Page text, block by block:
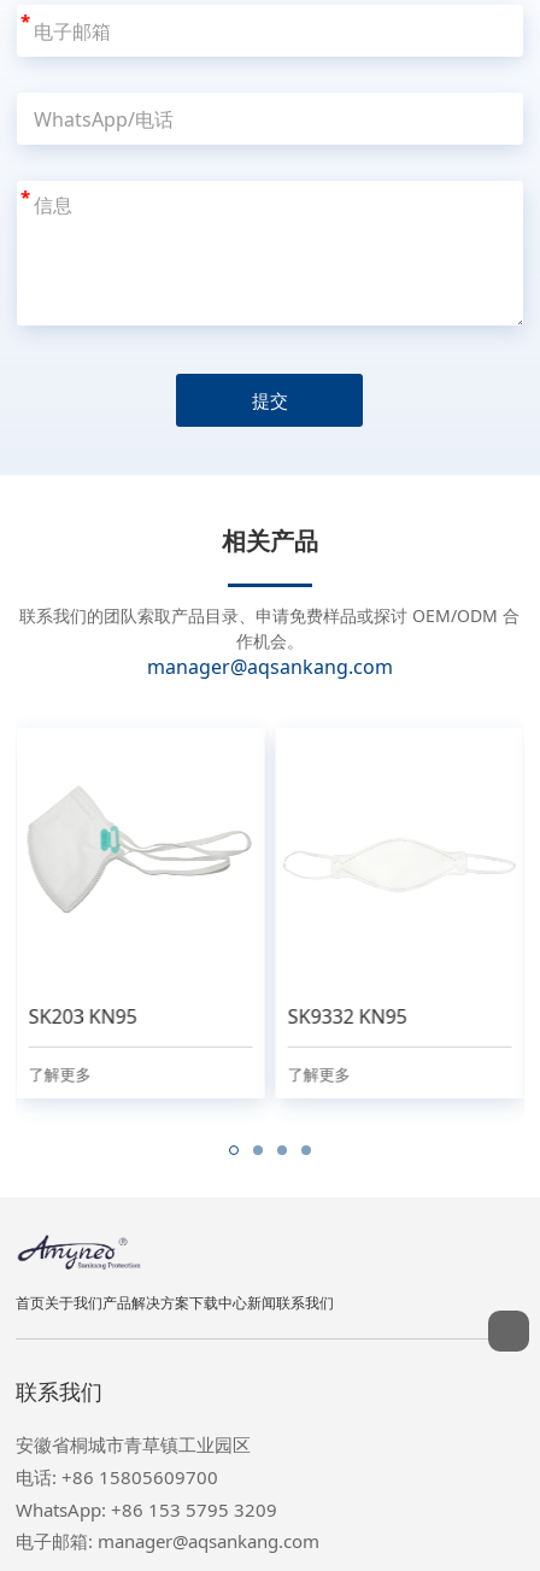
*
*
提交
a
相关产品
联系我们的团队索取产品目录、申请免费样品或探讨 OEM/ODM 合
作机会。
manager@aqsankang.com
SK203 KN95
了解更多
SK9332 KN95
了解更多
首页关于我们产品解决方案下载中心新闻联系我们
联系我们
安徽省桐城市青草镇工业园区
电话: +86 15805609700
WhatsApp: +86 153 5795 3209
电子邮箱: manager@aqsankang.com